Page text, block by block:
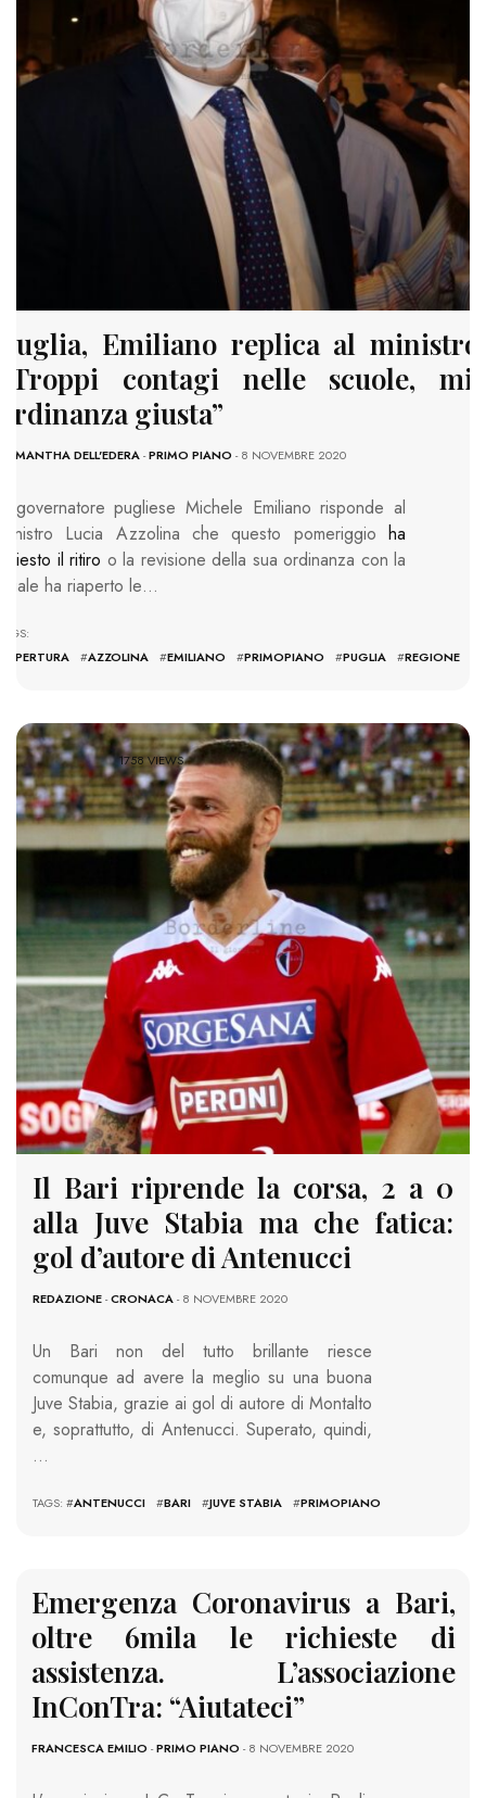
Puglia, Emiliano replica al ministro:
“Troppi contagi nelle scuole, mia
ordinanza giusta”
SAMANTHA DELL'EDERA-PRIMO PIANO - 8 NOVEMBRE 2020
Il governatore pugliese Michele Emiliano risponde al
ministro Lucia Azzolina che questo pomeriggio ha
chiesto il ritiro o la revisione della sua ordinanza con la
quale ha riaperto le…
TAGS:
APERTURA #AZZOLINA #EMILIANO #PRIMOPIANO #PUGLIA #REGIONE
1758 VIEWS
Il Bari riprende la corsa, 2 a 0
alla Juve Stabia ma che fatica:
gol d’autore di Antenucci
REDAZIONE-CRONACA- 8 NOVEMBRE 2020
Un Bari non del tutto brillante riesce
comunque ad avere la meglio su una buona
Juve Stabia, grazie ai gol di autore di Montalto
e, soprattutto, di Antenucci. Superato, quindi,
…
TAGS: #ANTENUCCI #BARI #JUVE STABIA #PRIMOPIANO
Emergenza Coronavirus a Bari,
oltre 6mila le richieste di
assistenza. L’associazione
InConTra: “Aiutateci”
FRANCESCA EMILIO -PRIMO PIANO - 8 NOVEMBRE 2020